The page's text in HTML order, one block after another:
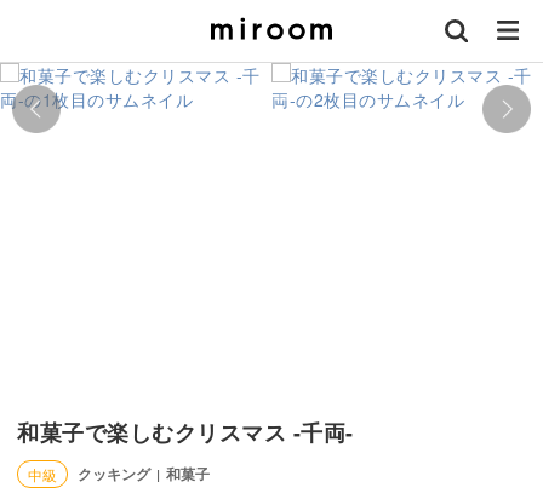
和菓子で楽しむクリスマス -千両-
中級 クッキング | 和菓子